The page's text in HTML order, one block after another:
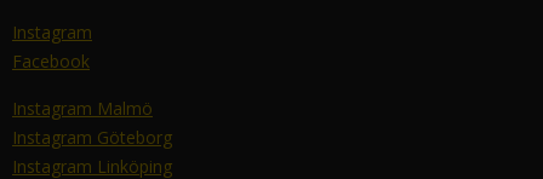
Instagram
Facebook
Instagram Malmö
Instagram Göteborg
Instagram Linköping